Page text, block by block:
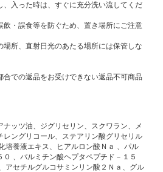
、入った時は、すぐに充分洗い流してくだ
飲・誤食等を防ぐため、置き場所にご注意
場所、直射日光のあたる場所には保管しな
合での返品をお受けできない返品不可商品
ッツ油、ジグリセリン、スクワラン、メ
レングリコール、ステアリン酸グリセリル
培養液エキス、ヒアルロン酸Ｎａ 、パル
０ 、パルミチン酸ヘプタペプチド－１５
アセチルグルコサミンリン酸２Ｎａ、グル